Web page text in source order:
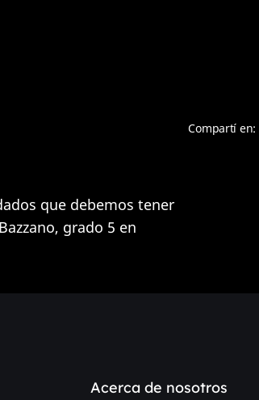
Compartí en:
que debemos tener
grado 5 en
Acerca de nosotros